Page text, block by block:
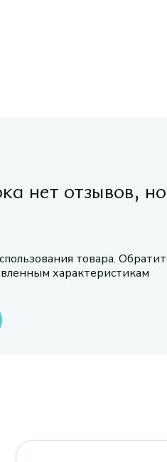
нет отзывов,
товара.
характеристикам